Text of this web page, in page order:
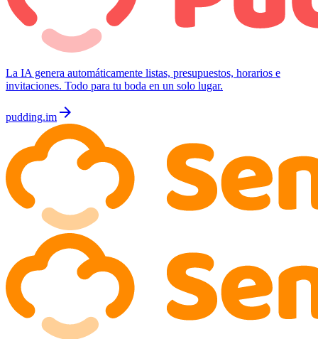
La IA genera automáticamente listas, presupuestos, horarios e
invitaciones. Todo para tu boda en un solo lugar.
pudding.im arrow_forward